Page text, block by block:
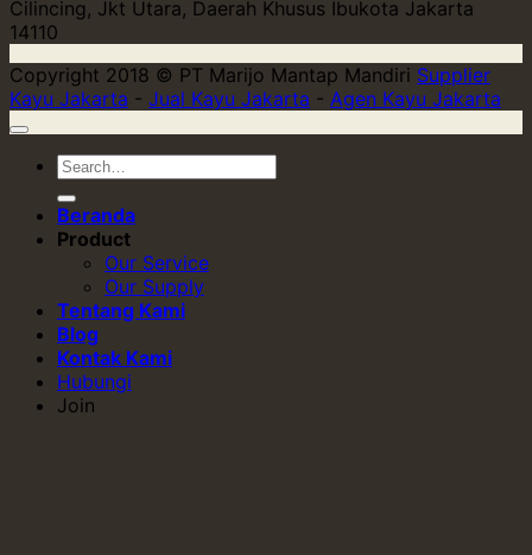
Cilincing, Jkt Utara, Daerah Khusus Ibukota Jakarta
14110
Copyright 2018 © PT Marijo Mantap Mandiri Supplier
Kayu Jakarta - Jual Kayu Jakarta - Agen Kayu Jakarta
Beranda
Product
Our Service
Our Supply
Tentang Kami
Blog
Kontak Kami
Hubungi
Join